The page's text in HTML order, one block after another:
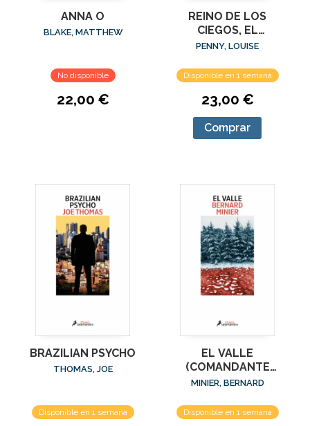
ANNA O
BLAKE, MATTHEW
No disponible
22,00 €
REINO DE LOS
CIEGOS, EL
(INSPECTOR
14)
PENNY, LOUISE
Disponible en 1 semana
23,00 €
Comprar
BRAZILIAN PSYCHO
THOMAS, JOE
Disponible en 1 semana
EL VALLE
(COMANDANTE
SERVAZ 6)
MINIER, BERNARD
Disponible en 1 semana